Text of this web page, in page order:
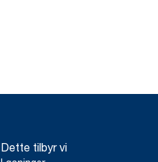
Dette tilbyr vi